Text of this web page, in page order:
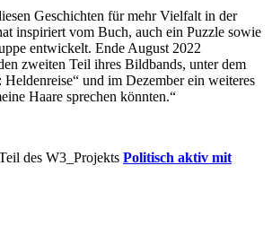
Geschichten für mehr Vielfalt in der
inspiriert vom Buch, auch ein Puzzle sowie
entwickelt. Ende August 2022
zweiten Teil ihres Bildbands, unter dem
und im Dezember ein weiteres
Haare sprechen könnten.“
des W3_Projekts Politisch aktiv mit